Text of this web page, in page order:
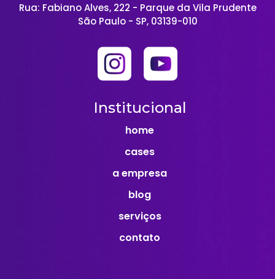
Rua: Fabiano Alves, 222 - Parque da Vila Prudente
São Paulo - SP, 03139-010
Institucional
home
cases
a empresa
blog
serviços
contato